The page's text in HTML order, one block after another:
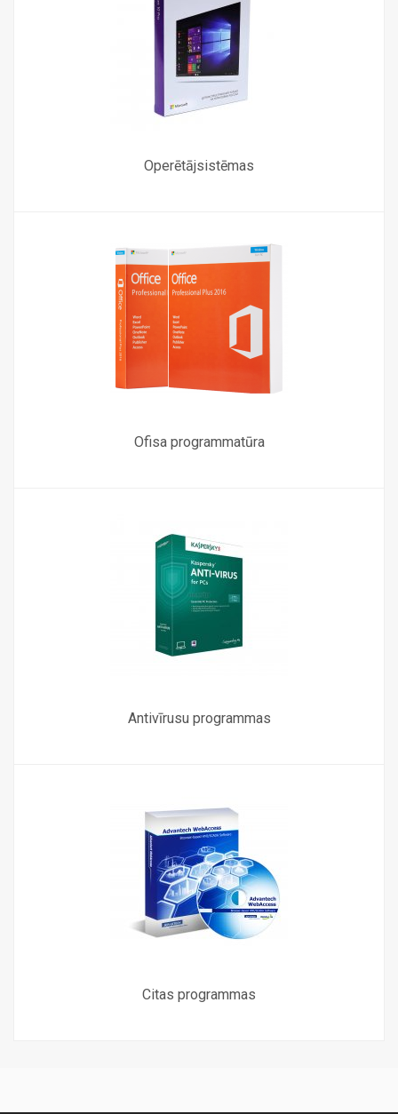
Operētājsistēmas
Ofisa programmatūra
Antivīrusu programmas
Citas programmas